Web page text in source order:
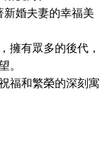
婚夫妻的幸福美
擁有眾多的後代，
。
福和繁榮的深刻寓